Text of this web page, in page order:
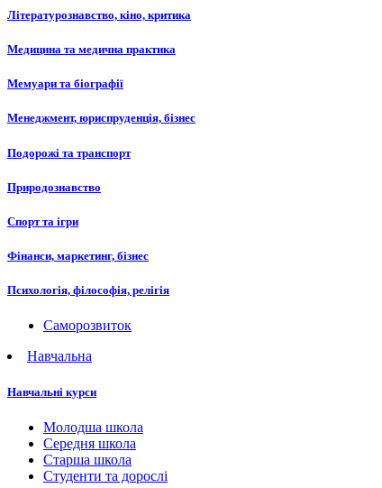
Літературознавство, кіно, критика
Медицина та медична практика
Мемуари та біографії
Менеджмент, юриспруденція, бізнес
Подорожі та транспорт
Природознавство
Спорт та ігри
Фінанси, маркетинг, бізнес
Психологія, філософія, релігія
Саморозвиток
Навчальна
Навчальні курси
Молодша школа
Середня школа
Старша школа
Студенти та дорослі